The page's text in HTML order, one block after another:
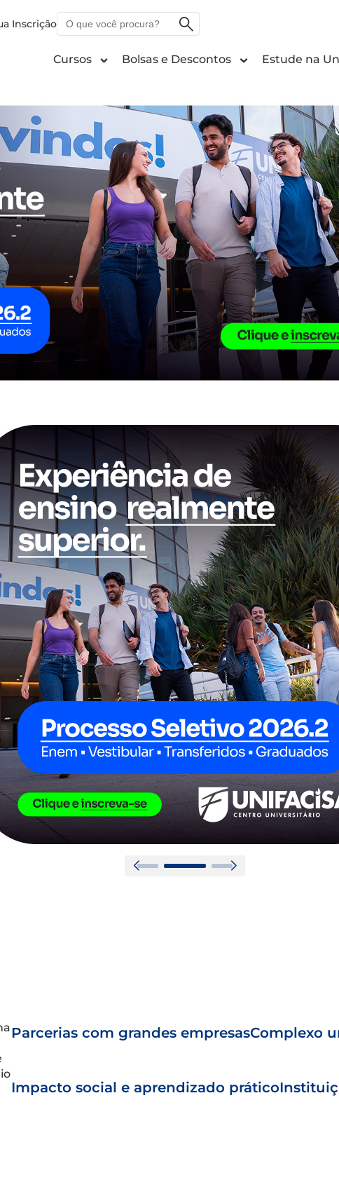
Inscrição
que
procura?
Cursos Bolsas e Descontos Estude na
Parcerias com grandes empresasComplexo
Impacto social e aprendizado prático